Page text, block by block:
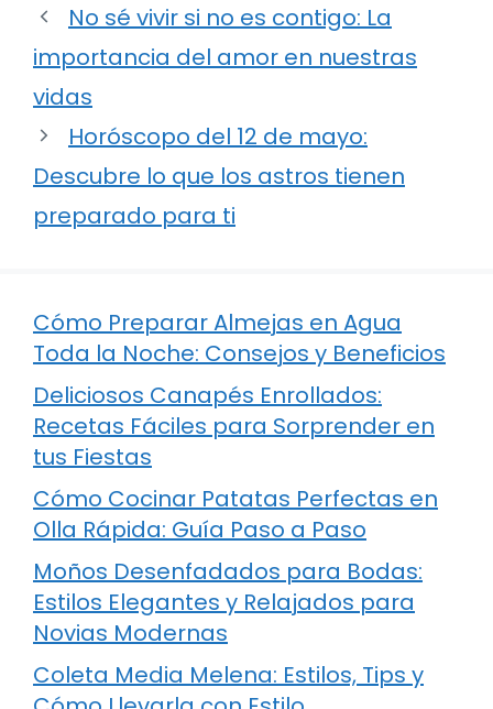
No sé vivir si no es contigo: La
importancia del amor en nuestras
vidas
Horóscopo del 12 de mayo:
Descubre lo que los astros tienen
preparado para ti
Cómo Preparar Almejas en Agua
Toda la Noche: Consejos y Beneficios
Deliciosos Canapés Enrollados:
Recetas Fáciles para Sorprender en
tus Fiestas
Cómo Cocinar Patatas Perfectas en
Olla Rápida: Guía Paso a Paso
Moños Desenfadados para Bodas:
Estilos Elegantes y Relajados para
Novias Modernas
Coleta Media Melena: Estilos, Tips y